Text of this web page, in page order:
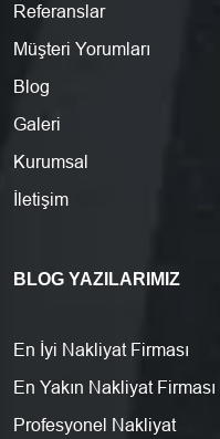
Referanslar
Müşteri Yorumları
Blog
Galeri
Kurumsal
İletişim
BLOG YAZILARIMIZ
En İyi Nakliyat Firması
En Yakın Nakliyat Firması
Profesyonel Nakliyat